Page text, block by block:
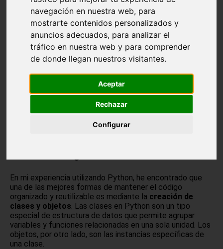
navegación en nuestra web, para
mostrarte contenidos personalizados y
anuncios adecuados, para analizar el
tráfico en nuestra web y para comprender
de donde llegan nuestros visitantes.
Aceptar
Rechazar
Configurar
CÓDIGO
En mi experiencia utilizando Python, he encontrado que
una de las mejores formas de mantener el código
organizado y reutilizable es mediante la creación de
clases y objetos . Las clases en Python son un tipo
especial de estructura de datos que permite agrupar
variables y funciones relacionadas en una sola unidad. Los
objetos, por otro lado, son las instancias específicas de
una clase.